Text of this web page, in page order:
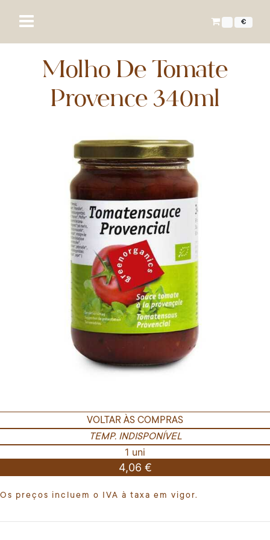
€
Molho De Tomate
Provence 340ml
VOLTAR ÀS COMPRAS
TEMP. INDISPONÍVEL
1 uni
4,06 €
Os preços incluem o IVA à taxa em vigor.